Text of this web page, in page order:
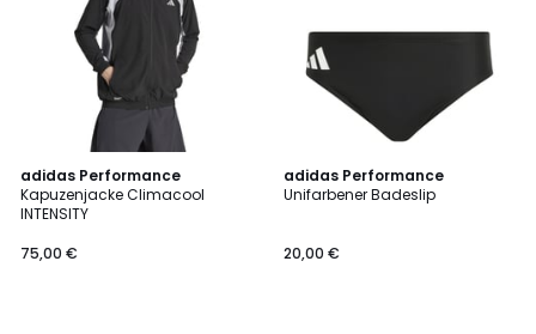
adidas Performance
Kapuzenjacke Climacool
INTENSITY
75,00 €
4,9
/ 5
2
Farben
adidas Performance
Unifarbener Badeslip
20,00 €
4,7
/ 5